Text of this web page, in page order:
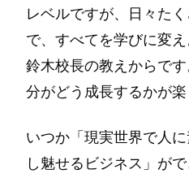
レベルですが、日々た
で、すべてを学びに変
鈴木校長の教えからで
分がどう成長するかが楽
いつか「現実世界で人
し魅せるビジネス」がで